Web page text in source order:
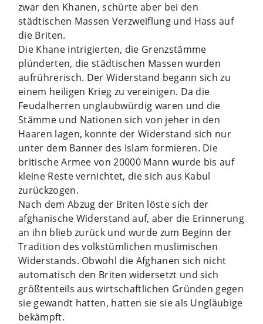
zwar den Khanen, schürte aber bei den
städtischen Massen Verzweiflung und Hass auf
die Briten.
Die Khane intrigierten, die Grenzstämme
plünderten, die städtischen Massen wurden
aufrührerisch. Der Widerstand begann sich zu
einem heiligen Krieg zu vereinigen. Da die
Feudalherren unglaubwürdig waren und die
Stämme und Nationen sich von jeher in den
Haaren lagen, konnte der Widerstand sich nur
unter dem Banner des Islam formieren. Die
britische Armee von 20000 Mann wurde bis auf
kleine Reste vernichtet, die sich aus Kabul
zurückzogen.
Nach dem Abzug der Briten löste sich der
afghanische Widerstand auf, aber die Erinnerung
an ihn blieb zurück und wurde zum Beginn der
Tradition des volkstümlichen muslimischen
Widerstands. Obwohl die Afghanen sich nicht
automatisch den Briten widersetzt und sich
größtenteils aus wirtschaftlichen Gründen gegen
sie gewandt hatten, hatten sie sie als Ungläubige
bekämpft.